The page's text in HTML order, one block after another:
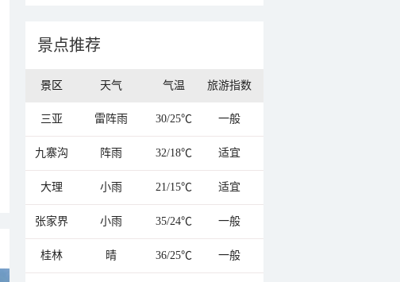
景点推荐
景区 天气 气温 旅游指数
三亚 雷阵雨 30/25℃ 一般
九寨沟 阵雨 32/18℃ 适宜
大理 小雨 21/15℃ 适宜
张家界 小雨 35/24℃ 一般
桂林 晴 36/25℃ 一般